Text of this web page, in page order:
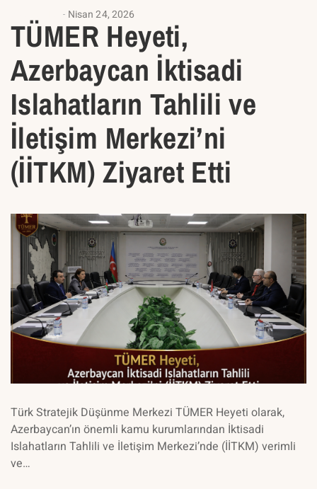
Nisan 24, 2026
TÜMER Heyeti,
Azerbaycan İktisadi
Islahatların Tahlili ve
İletişim Merkezi’ni
(İİTKM) Ziyaret Etti
Türk Stratejik Düşünme Merkezi TÜMER Heyeti olarak,
Azerbaycan’ın önemli kamu kurumlarından İktisadi
Islahatların Tahlili ve İletişim Merkezi’nde (İİTKM) verimli
ve…